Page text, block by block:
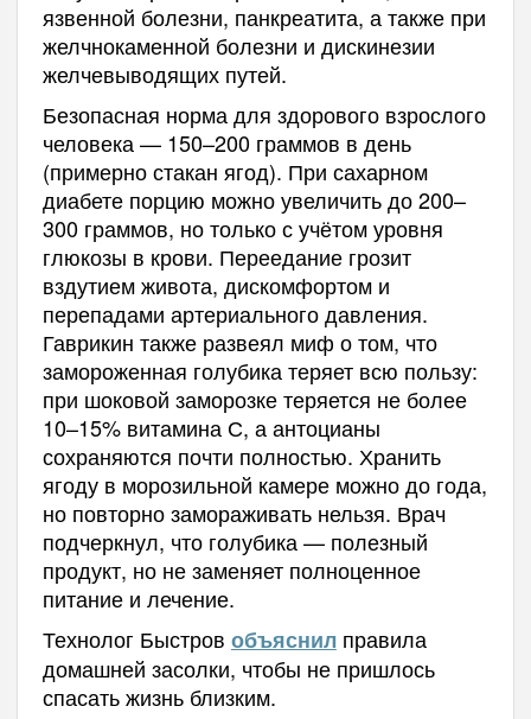
язвенной болезни, панкреатита, а также при
желчнокаменной болезни и дискинезии
желчевыводящих путей.
Безопасная норма для здорового взрослого
человека — 150–200 граммов в день
(примерно стакан ягод). При сахарном
диабете порцию можно увеличить до 200–
300 граммов, но только с учётом уровня
глюкозы в крови. Переедание грозит
вздутием живота, дискомфортом и
перепадами артериального давления.
Гаврикин также развеял миф о том, что
замороженная голубика теряет всю пользу:
при шоковой заморозке теряется не более
10–15% витамина С, а антоцианы
сохраняются почти полностью. Хранить
ягоду в морозильной камере можно до года,
но повторно замораживать нельзя. Врач
подчеркнул, что голубика — полезный
продукт, но не заменяет полноценное
питание и лечение.
Технолог Быстров объяснилправила
домашней засолки, чтобы не пришлось
спасать жизнь близким.